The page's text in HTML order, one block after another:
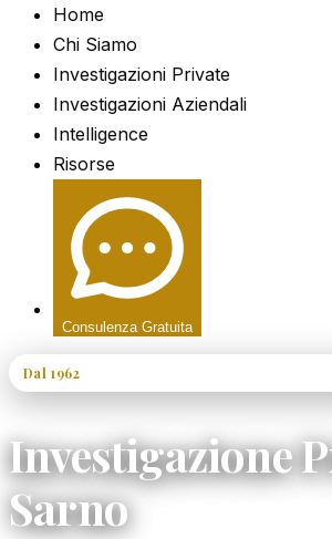
Home
Chi Siamo
Investigazioni Private
Investigazioni Aziendali
Intelligence
Risorse
Consulenza Gratuita
Dal 1962
Investigazione
Sarno